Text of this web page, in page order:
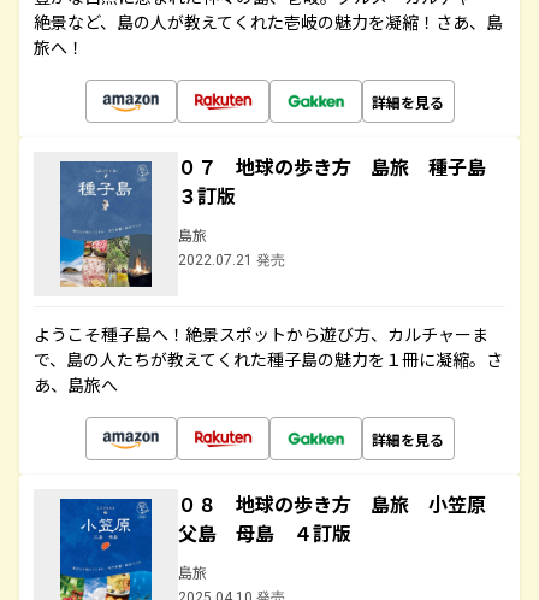
絶景など、島の人が教えてくれた壱岐の魅力を凝縮！さあ、島
旅へ！
詳細を見る
０７ 地球の歩き方 島旅 種子島
３訂版
島旅
2022.07.21 発売
ようこそ種子島へ！絶景スポットから遊び方、カルチャーま
で、島の人たちが教えてくれた種子島の魅力を１冊に凝縮。さ
あ、島旅へ
詳細を見る
０８ 地球の歩き方 島旅 小笠原
父島 母島 ４訂版
島旅